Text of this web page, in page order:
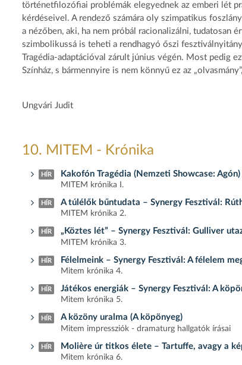
történetfilozófiai problémák elegyednek az emberi lét
kérdéseivel. A rendező számára oly szimpatikus
a nézőben, aki, ha nem próbál racionalizálni, tudatosan
szimbolikussá is teheti a rendhagyó őszi
Tragédia-adaptációval zárult június végén. Most pedig
Színház, s bármennyire is nem könnyű ez az
Ungvári Judit
10. MITEM - Krónika
HÍR Kakofón Tragédia (Nemzeti Showcase: Agón)
MITEM krónika I.
HÍR A túlélők bűntudata – Synergy Fesztivál:
MITEM krónika 2.
HÍR „Köztes lét” – Synergy Fesztivál: Gulliver
MITEM krónika 3.
HÍR Félelmeink – Synergy Fesztivál: A félelem
Mitem krónika 4.
HÍR Játékos energiák – Synergy Fesztivál: A
Mitem krónika 5.
HÍR A közöny uralma (A köpönyeg)
Mitem impressziók - dramaturg hallgatók írásai
HÍR Molière úr titkos élete – Tartuffe, avagy a
Mitem krónika 6.